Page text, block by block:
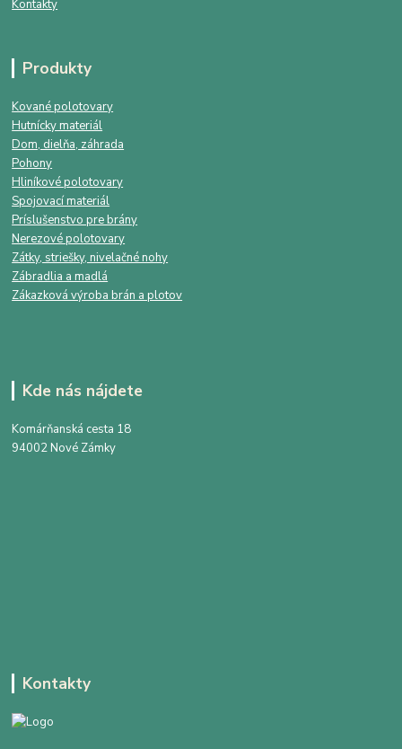
Kontakty
Produkty
Kované polotovary
Hutnícky materiál
Dom, dielňa, záhrada
Pohony
Hliníkové polotovary
Spojovací materiál
Príslušenstvo pre brány
Nerezové polotovary
Zátky, striešky, nivelačné nohy
Zábradlia a madlá
Zákazková výroba brán a plotov
Kde nás nájdete
Komárňanská cesta 18
94002 Nové Zámky
Kontakty